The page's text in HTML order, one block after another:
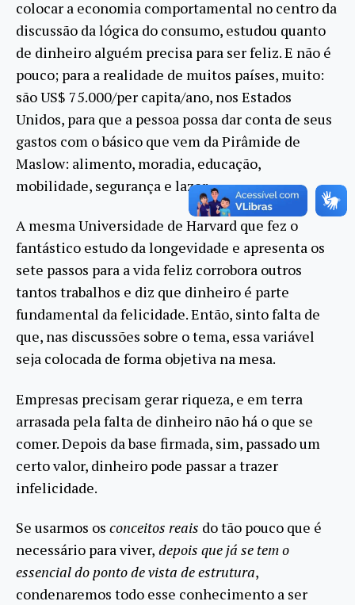
colocar a economia comportamental no centro da
discussão da lógica do consumo, estudou quanto
de dinheiro alguém precisa para ser feliz. E não é
pouco; para a realidade de muitos países, muito:
são US$ 75.000/per capita/ano, nos Estados
Unidos, para que a pessoa possa dar conta de seus
gastos com o básico que vem da Pirâmide de
Maslow: alimento, moradia, educação,
mobilidade, segurança e lazer.
A mesma Universidade de Harvard que fez o
fantástico estudo da longevidade e apresenta os
sete passos para a vida feliz corrobora outros
tantos trabalhos e diz que dinheiro é parte
fundamental da felicidade. Então, sinto falta de
que, nas discussões sobre o tema, essa variável
seja colocada de forma objetiva na mesa.
Empresas precisam gerar riqueza, e em terra
arrasada pela falta de dinheiro não há o que se
comer. Depois da base firmada, sim, passado um
certo valor, dinheiro pode passar a trazer
infelicidade.
Se usarmos os conceitos reais do tão pouco que é
necessário para viver, depois que já se tem o
essencial do ponto de vista de estrutura,
condenaremos todo esse conhecimento a ser